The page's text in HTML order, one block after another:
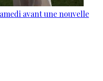
avant une nouvelle